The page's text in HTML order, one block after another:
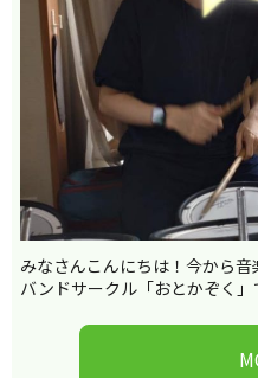
みなさんこんにちは！今から
バンドサークル「おとかぞく